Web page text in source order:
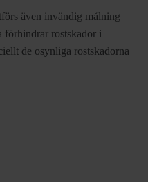
även invändig målning
förhindrar rostskador i
de osynliga rostskadorna